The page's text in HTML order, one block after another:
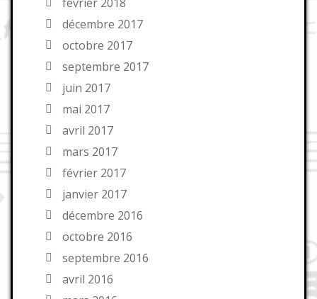
décembre 2017
octobre 2017
septembre 2017
juin 2017
mai 2017
avril 2017
mars 2017
février 2017
janvier 2017
décembre 2016
octobre 2016
septembre 2016
avril 2016